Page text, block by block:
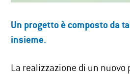
Un progetto è composto da
insieme.
La realizzazione di un nuovo